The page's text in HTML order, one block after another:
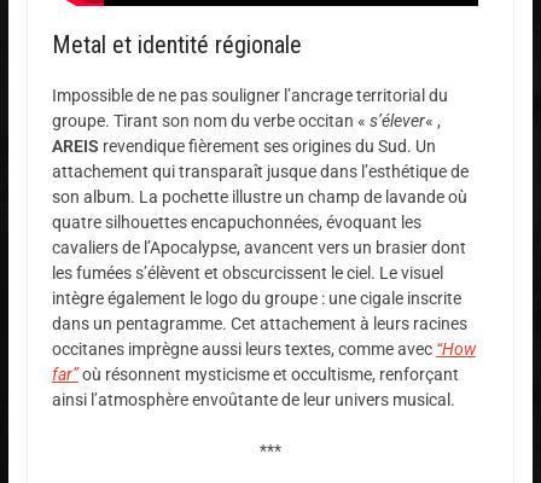
Metal et identité régionale
Impossible de ne pas souligner l’ancrage territorial du
groupe. Tirant son nom du verbe occitan « s’élever« ,
AREIS revendique fièrement ses origines du Sud. Un
attachement qui transparaît jusque dans l’esthétique de
son album. La pochette illustre un champ de lavande où
quatre silhouettes encapuchonnées, évoquant les
cavaliers de l’Apocalypse, avancent vers un brasier dont
les fumées s’élèvent et obscurcissent le ciel. Le visuel
intègre également le logo du groupe : une cigale inscrite
dans un pentagramme. Cet attachement à leurs racines
occitanes imprègne aussi leurs textes, comme avec “How
far”où résonnent mysticisme et occultisme, renforçant
ainsi l’atmosphère envoûtante de leur univers musical.
***